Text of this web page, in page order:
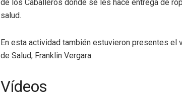
de los Caballeros donde se les hace entrega de
salud.
En esta actividad también estuvieron presentes el
de Salud, Franklin Vergara.
Vídeos